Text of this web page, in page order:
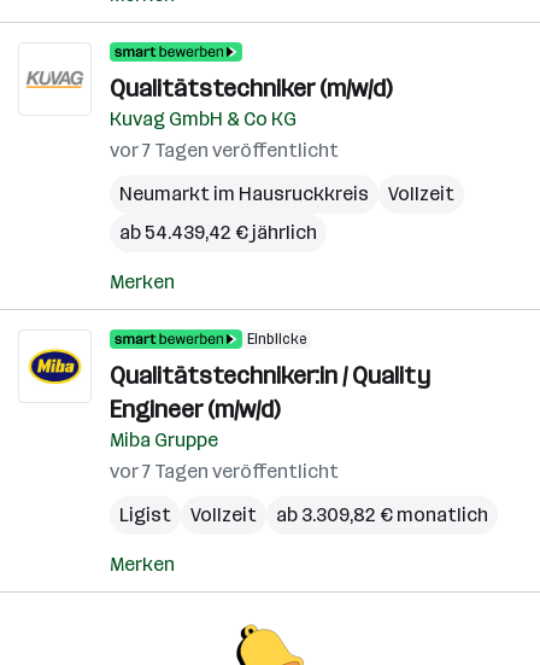
Qualitätstechniker (m/w/d)
Kuvag GmbH & Co KG
vor 7 Tagen veröffentlicht
Neumarkt im Hausruckkreis
Vollzeit
ab 54.439,42 € jährlich
Merken
Einblicke
Qualitätstechniker:in / Quality
Engineer (m/w/d)
Miba Gruppe
vor 7 Tagen veröffentlicht
Ligist
Vollzeit ab 3.309,82 € monatlich
Merken